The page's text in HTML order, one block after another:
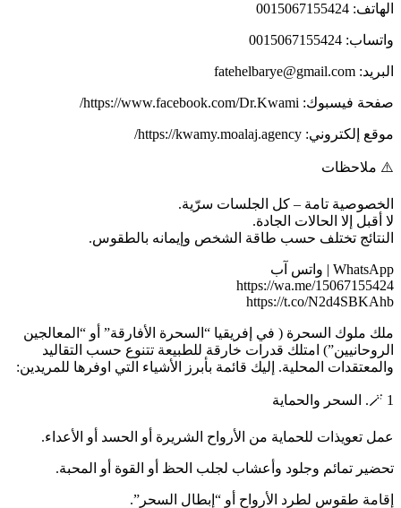
الهاتف: 0015067155424
واتساب: 0015067155424
البريد: fatehelbarye@gmail.com
صفحة فيسبوك: https://www.facebook.com/Dr.Kwami/
موقع إلكتروني: https://kwamy.moalaj.agency/
⚠️ ملاحظات
الخصوصية تامة – كل الجلسات سرّية.
لا أقبل إلا الحالات الجادة.
النتائج تختلف حسب طاقة الشخص وإيمانه بالطقوس.
WhatsApp | واتس آب
https://wa.me/15067155424
https://t.co/N2d4SBKAhb
ملك ملوك السحرة ( في إفريقيا “السحرة الأفارقة” أو “المعالجين
الروحانيين”) امتلك قدرات خارقة للطبيعة تتنوع حسب التقاليد
والمعتقدات المحلية. إليك قائمة بأبرز الأشياء التي اوفرها للمريدين:
🪄 1. السحر والحماية
عمل تعويذات للحماية من الأرواح الشريرة أو الحسد أو الأعداء.
تحضير تمائم وجلود وأعشاب لجلب الحظ أو القوة أو المحبة.
إقامة طقوس لطرد الأرواح أو “إبطال السحر”.